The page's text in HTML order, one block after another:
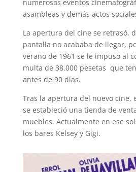
numerosos eventos
asambleas y demás actos
La apertura del cine se retrasó,
pantalla no acababa de llegar,
verano de 1961 se le impuso al
multa de 38.000 pesetas que
antes de 90 días.
Tras la apertura del nuevo cine,
se estableció una tienda de
muebles. Actualmente en ese
los bares Kelsey y Gigi.